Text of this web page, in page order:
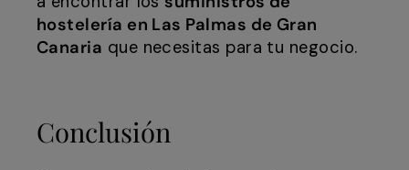
hostelería en Las Palmas de Gran
Canaria que necesitas para tu negocio.
Conclusión